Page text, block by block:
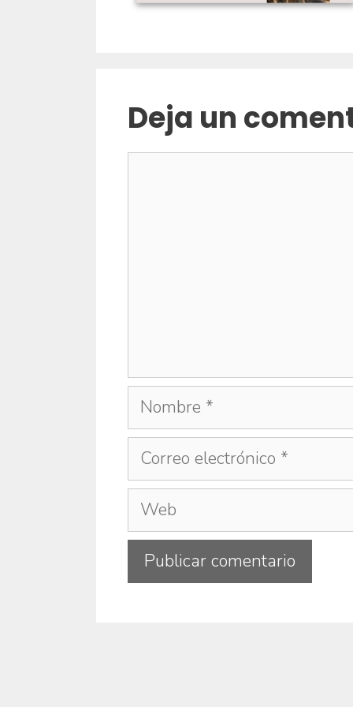
Deja un